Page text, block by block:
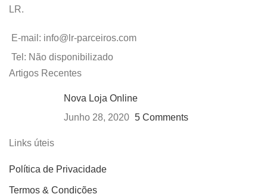
LR.
E-mail: info@lr-parceiros.com
Tel: Não disponibilizado
Artigos Recentes
Nova Loja Online
Junho 28, 2020 5 Comments
Links úteis
Política de Privacidade
Termos & Condições